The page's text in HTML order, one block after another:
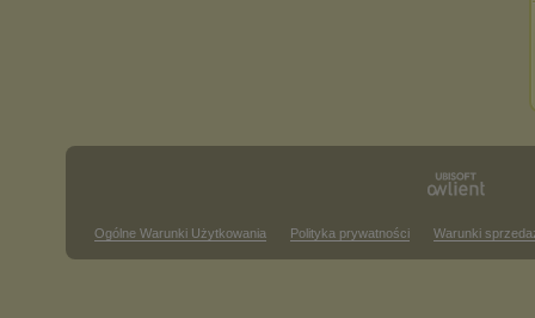
Ogólne Warunki Użytkowania Polityka prywatności Warunki